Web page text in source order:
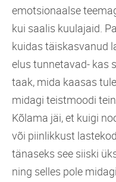
emotsionaalse
kui saalis kuulajaid.
kuidas täiskasvanud
elus tunnetavad- kas
taak, mida kaasas
midagi teistmoodi
Kõlama jäi, et kuigi
või piinlikkust
tänaseks see siiski
ning selles pole